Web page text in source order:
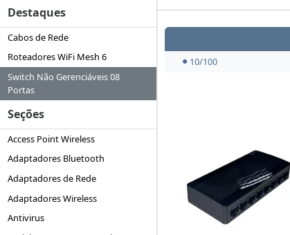
Destaques
Cabos de Rede
Roteadores WiFi Mesh 6
Switch Não Gerenciáveis 08
Portas
Seções
Access Point Wireless
Adaptadores Bluetooth
Adaptadores de Rede
Adaptadores Wireless
Antivirus
10/100